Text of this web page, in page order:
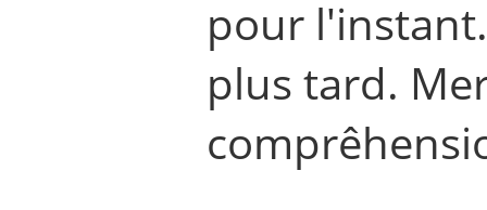
pour
plus tard.